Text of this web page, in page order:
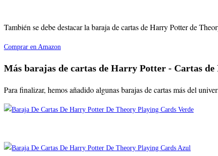
También se debe destacar la baraja de cartas de Harry Potter de
Comprar en Amazon
Más barajas de cartas de Harry Potter - Cartas
Para finalizar, hemos añadido algunas barajas de cartas más del